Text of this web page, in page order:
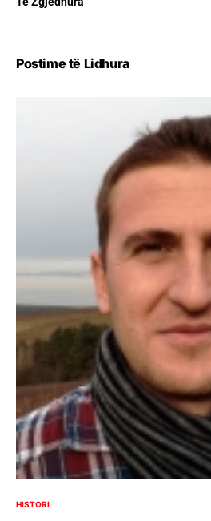
Postime të Lidhura
HISTORI